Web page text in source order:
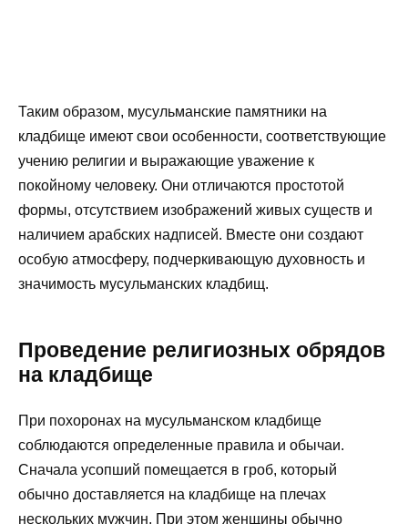
Таким образом, мусульманские памятники на
кладбище имеют свои особенности, соответствующие
учению религии и выражающие уважение к
покойному человеку. Они отличаются простотой
формы, отсутствием изображений живых существ и
наличием арабских надписей. Вместе они создают
особую атмосферу, подчеркивающую духовность и
значимость мусульманских кладбищ.
Проведение религиозных обрядов
на кладбище
При похоронах на мусульманском кладбище
соблюдаются определенные правила и обычаи.
Сначала усопший помещается в гроб, который
обычно доставляется на кладбище на плечах
нескольких мужчин. При этом женщины обычно